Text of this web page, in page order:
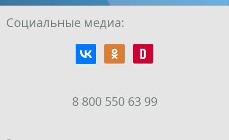
8 800 550 63 99
Социальные медиа: